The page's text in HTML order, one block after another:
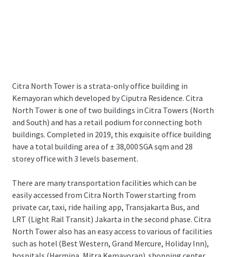
Citra North Tower is a strata-only office building in
Kemayoran which developed by Ciputra Residence. Citra
North Tower is one of two buildings in Citra Towers (North
and South) and has a retail podium for connecting both
buildings. Completed in 2019, this exquisite office building
have a total building area of ± 38,000 SGA sqm and 28
storey office with 3 levels basement.
There are many transportation facilities which can be
easily accessed from Citra North Tower starting from
private car, taxi, ride hailing app, Transjakarta Bus, and
LRT (Light Rail Transit) Jakarta in the second phase. Citra
North Tower also has an easy access to various of facilities
such as hotel (Best Western, Grand Mercure, Holiday Inn),